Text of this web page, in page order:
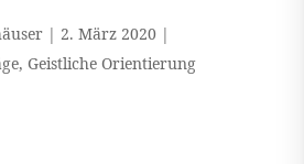
| 2. März 2020|
, Geistliche Orientierung